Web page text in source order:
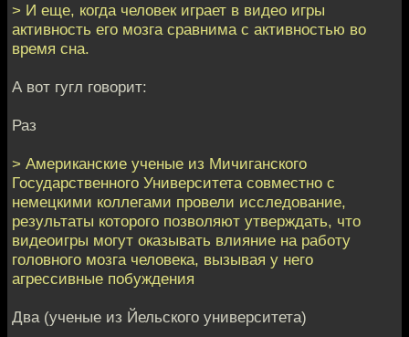
> И еще, когда человек играет в видео игры
активность его мозга сравнима с активностью во
время сна.
А вот гугл говорит:
Раз
> Американские ученые из Мичиганского
Государственного Университета совместно с
немецкими коллегами провели исследование,
результаты которого позволяют утверждать, что
видеоигры могут оказывать влияние на работу
головного мозга человека, вызывая у него
агрессивные побуждения
Два (ученые из Йельского университета)